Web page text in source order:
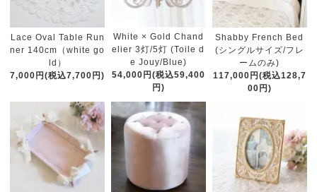
Lace Oval Table Run
ner 140cm（white go
ld）
7,000円(税込7,700円)
White × Gold Chand
elier 3灯/5灯 (Toile d
e Jouy/Blue)
54,000円(税込59,400
円)
Shabby French Bed
(シングルサイズ/フレ
ームのみ)
117,000円(税込128,7
00円)